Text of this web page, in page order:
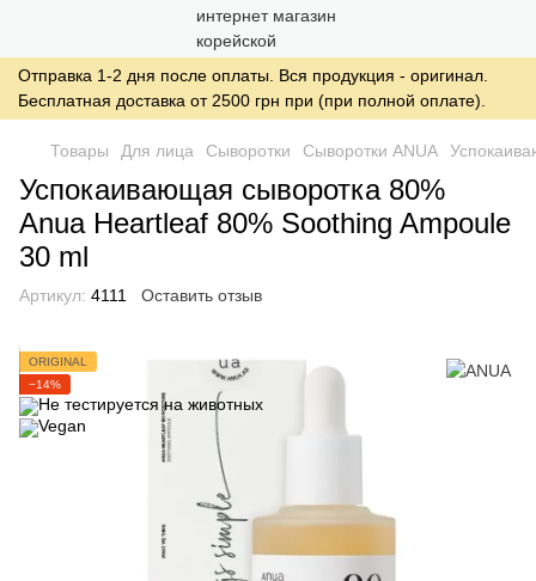
Отправка 1-2 дня после оплаты. Вся продукция - оригинал.
Бесплатная доставка от 2500 грн при (при полной оплате).
Товары Для лица Сыворотки Сыворотки ANUA
Успокаивающая сыворотка 80%
Anua Heartleaf 80% Soothing Ampoule
30 ml
Артикул: 4111 Оставить отзыв
ORIGINAL
−14%